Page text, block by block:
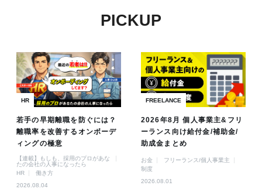
PICKUP
HR
若手の早期離職を防ぐには？
離職率を改善するオンボーデ
ィングの極意
【連載】もしも、採用のプロがあな
たの会社の人事になったら
HR
働き方
2026.08.04
FREELANCE
2026年8月 個人事業主&フリ
ーランス向け給付金/補助金/
助成金まとめ
お金
フリーランス/個人事業主
制度
2026.08.01